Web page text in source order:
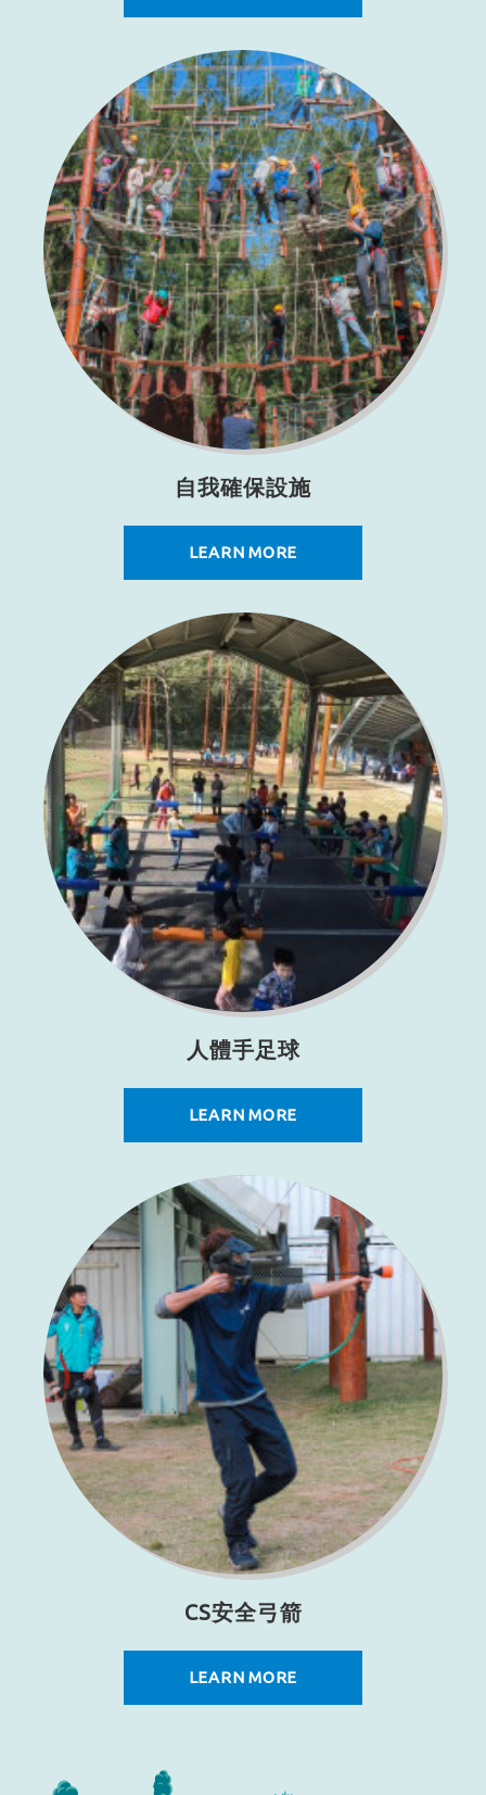
自我確保設施
LEARN MORE
人體手足球
LEARN MORE
CS安全弓箭
LEARN MORE